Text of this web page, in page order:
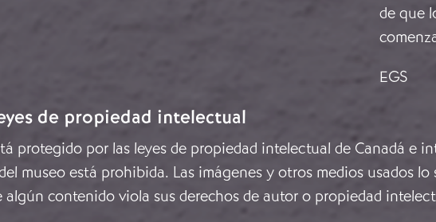
de que
EGS
de propiedad intelectual
protegido por las leyes de propiedad intelectual de Canadá e
museo está prohibida. Las imágenes y otros medios usados
algún contenido viola sus derechos de autor o propiedad